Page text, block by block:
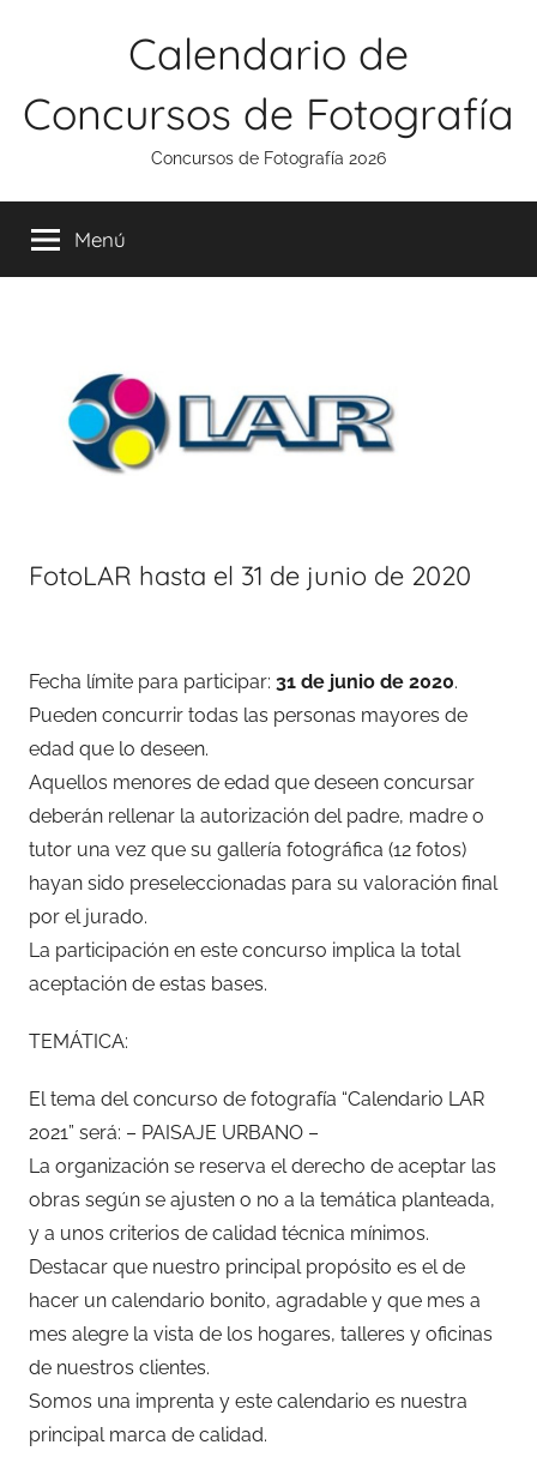
Calendario de
Concursos de Fotografía
Concursos de Fotografía 2026
Menú
FotoLAR hasta el 31 de junio de 2020
Fecha límite para participar: 31 de junio de 2020.
Pueden concurrir todas las personas mayores de
edad que lo deseen.
Aquellos menores de edad que deseen concursar
deberán rellenar la autorización del padre, madre o
tutor una vez que su gallería fotográfica (12 fotos)
hayan sido preseleccionadas para su valoración final
por el jurado.
La participación en este concurso implica la total
aceptación de estas bases.
TEMÁTICA:
El tema del concurso de fotografía “Calendario LAR
2021” será: – PAISAJE URBANO –
La organización se reserva el derecho de aceptar las
obras según se ajusten o no a la temática planteada,
y a unos criterios de calidad técnica mínimos.
Destacar que nuestro principal propósito es el de
hacer un calendario bonito, agradable y que mes a
mes alegre la vista de los hogares, talleres y oficinas
de nuestros clientes.
Somos una imprenta y este calendario es nuestra
principal marca de calidad.